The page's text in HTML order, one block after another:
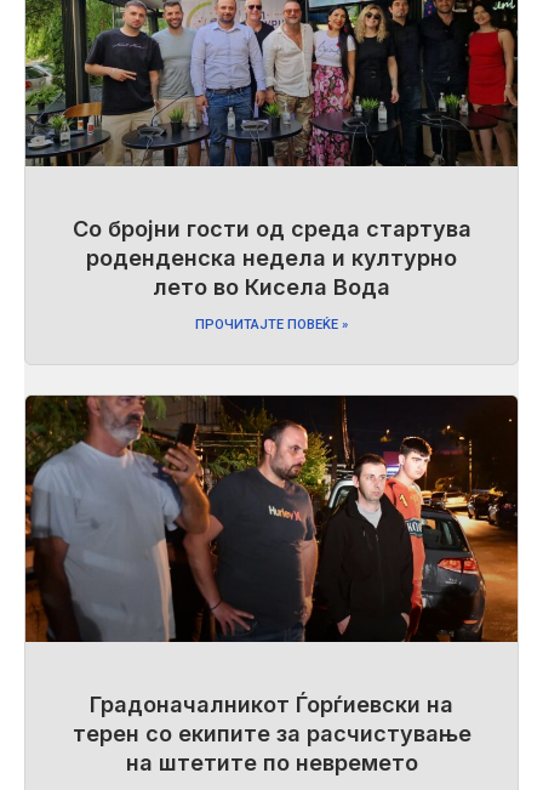
Со бројни гости од среда стартува
роденденска недела и културно
лето во Кисела Вода
ПРОЧИТАЈТЕ ПОВЕЌЕ »
Градоначалникот Ѓорѓиевски на
терен со екипите за расчистување
на штетите по невремето